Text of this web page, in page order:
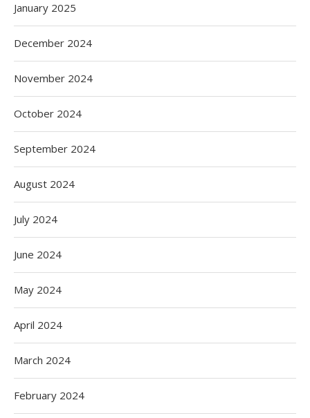
January 2025
December 2024
November 2024
October 2024
September 2024
August 2024
July 2024
June 2024
May 2024
April 2024
March 2024
February 2024